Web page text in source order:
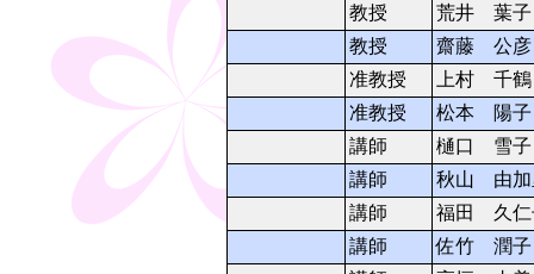
教授
荒井 葉子
教授
齋藤 公彦
准教授
上村 千鶴
准教授
松本 陽子
講師
樋口 雪子
講師
秋山 由加
講師
福田 久仁
講師
佐竹 潤子